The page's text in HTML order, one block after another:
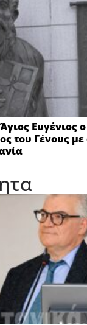
Ευγένιος
του Γένους με